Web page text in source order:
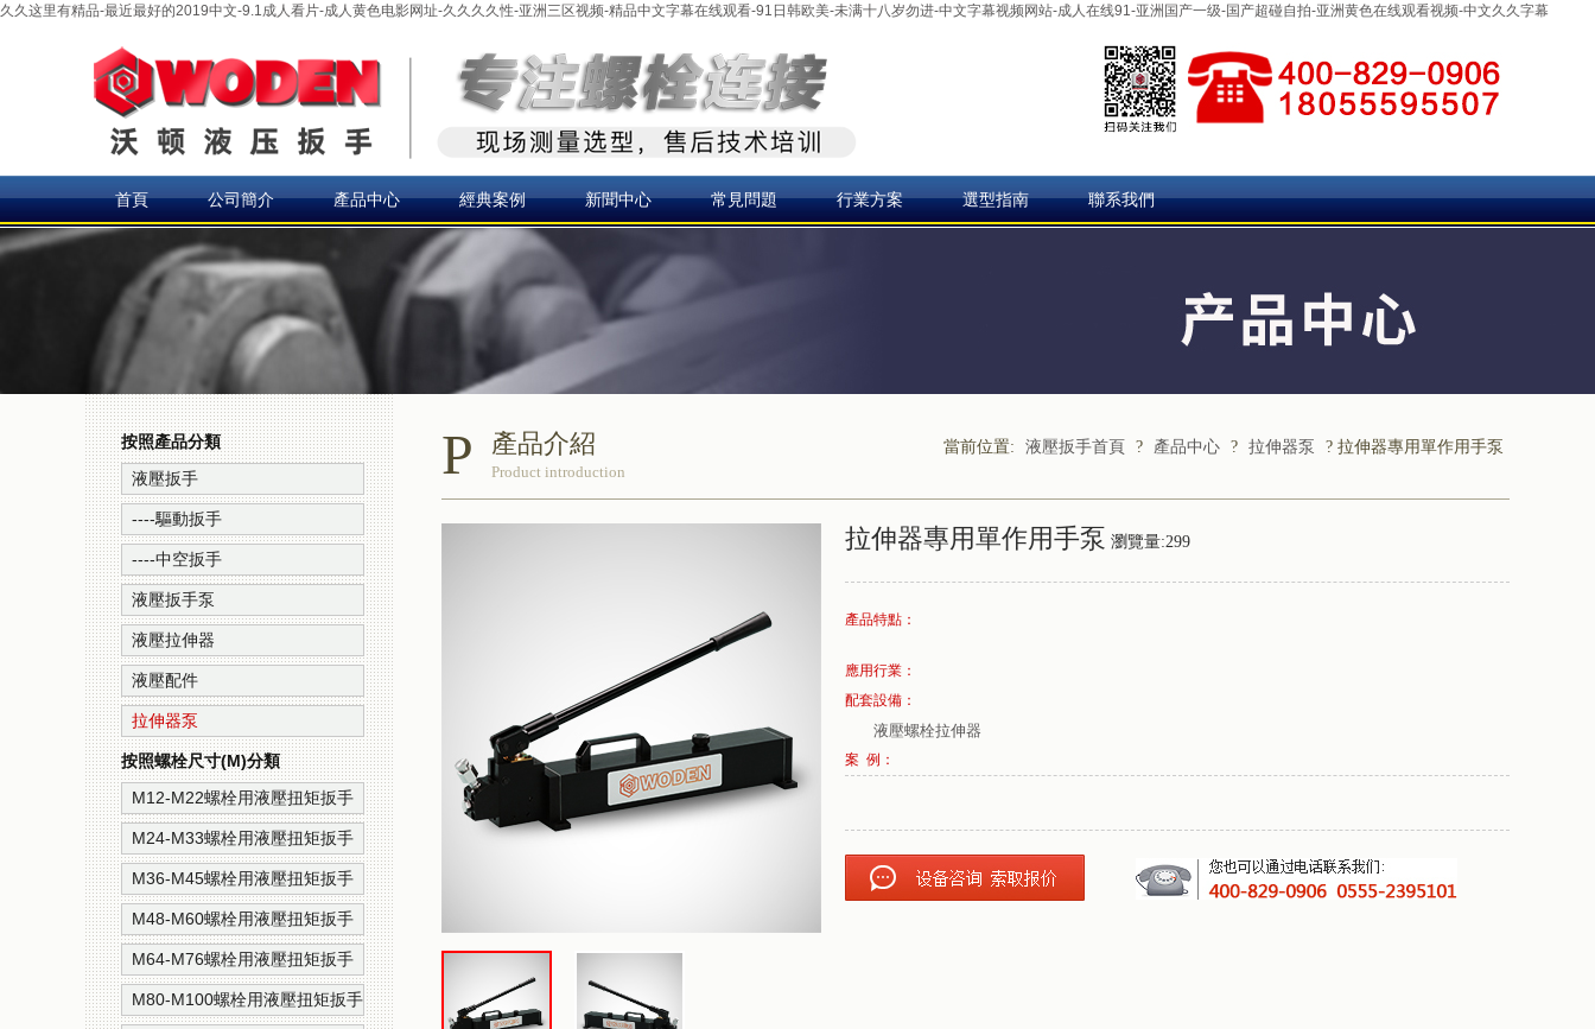
久久这里有精品-最近最好的2019中文-9.1成人看片-成人黄色电影网址-久久久久性-亚洲三区视频-精品中文字幕在线观看-91日韩欧美-未满十八岁勿进-中文字幕视频网站-成人在线91-亚洲国产一级-国产超碰自拍-亚洲黄色在线观看视频-中文久久字幕
首頁 公司簡介 產品中心 經典案例 新聞中心 常見問題 行業方案 選型指南 聯系我們
按照產品分類
液壓扳手
----驅動扳手
----中空扳手
液壓扳手泵
液壓拉伸器
液壓配件
拉伸器泵
按照螺栓尺寸(M)分類
M12-M22螺栓用液壓扭矩扳手
M24-M33螺栓用液壓扭矩扳手
M36-M45螺栓用液壓扭矩扳手
M48-M60螺栓用液壓扭矩扳手
M64-M76螺栓用液壓扭矩扳手
M80-M100螺栓用液壓扭矩扳手
當前位置: 液壓扳手首頁 ? 產品中心 ? 拉伸器泵 ? 拉伸器專用單作用手泵
P 產品介紹
Product introduction
拉伸器專用單作用手泵 瀏覽量:299
產品特點：
應用行業：
配套設備：
液壓螺栓拉伸器
案 例：